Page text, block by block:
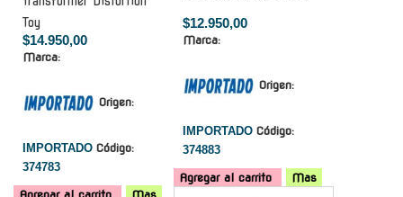
Toy
$14.950,00
Marca:
Origen:
IMPORTADO Código:
374783
$12.950,00
Marca:
Origen:
IMPORTADO Código:
374883
Agregar al carrito
Mas